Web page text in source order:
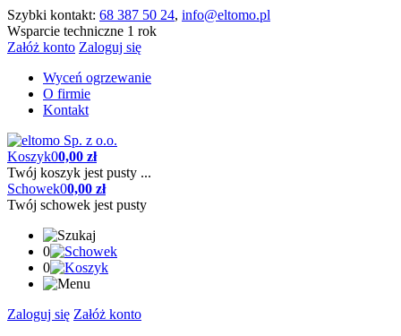
Szybki kontakt: 68 387 50 24, info@eltomo.pl
Wsparcie techniczne 1 rok
Załóż konto Zaloguj się
Wyceń ogrzewanie
O firmie
Kontakt
Koszyk00,00 zł
Twój koszyk jest pusty ...
Schowek00,00 zł
Twój schowek jest pusty
0
0
Zaloguj się Załóż konto